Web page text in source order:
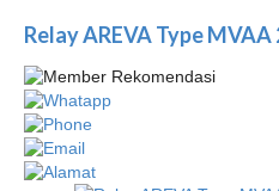
Relay AREVA Type MVAA